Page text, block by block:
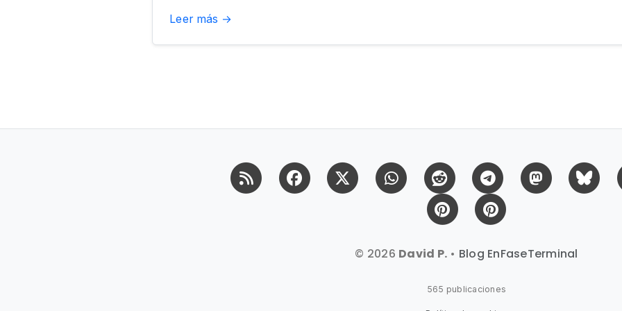
Leer más →
RSS FacebookX (Twitter)WhatsappReddit Telegram Mastodon
Pinterest
© 2026 David P. • Blog EnFaseTerminal
565 publicaciones